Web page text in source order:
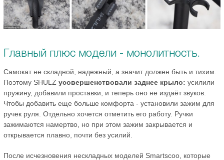
Главный плюс модели - монолитность.
Самокат не складной, надежный, а значит должен быть и тихим.
Поэтому SHULZ усовершенствовали заднее крыло: усилили
пружину, добавили проставки, и теперь оно не издаёт звуков.
Чтобы добавить еще больше комфорта - установили зажим для
ручек руля. Отдельно хочется отметить его работу. Ручки
зажимаются намертво, но при этом зажим закрывается и
открывается плавно, почти без усилий.
После исчезновения нескладных моделей Smartscoo, которые